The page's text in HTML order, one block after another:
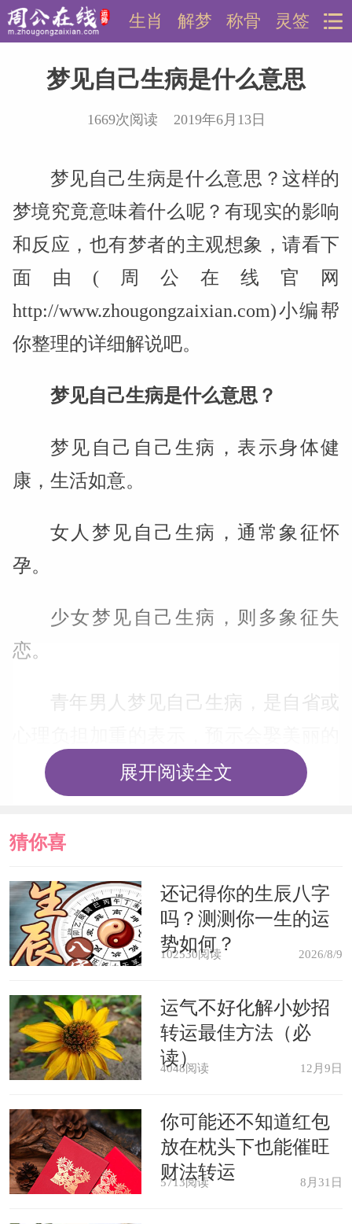
灵签
称骨
解梦
生肖
梦见自己生病是什么意思
1669次阅读 2019年6月13日
梦见自己生病是什么意思？这样的
梦境究竟意味着什么呢？有现实的影响
和反应，也有梦者的主观想象，请看下
面由(周公在线官网
http://www.zhougongzaixian.com)小编帮
你整理的详细解说吧。
梦见自己生病是什么意思？
梦见自己自己生病，表示身体健
康，生活如意。
女人梦见自己生病，通常象征怀
孕。
少女梦见自己生病，则多象征失
恋。
青年男人梦见自己生病，是自省或
妻子。
紧时间学习，否则成绩会下降的表示。
病人梦见自己生病，暗示病情将好
转，心理负担减少。
囚犯梦见自己生病，则多象征减刑
或出狱。
心理学解梦
梦境解说：生病主健康。疾病意味
着承担痛苦。承担痛苦的能力越强，身
体就越健康，所以生病表示健康。
展开阅读全文
猜你喜
欢
还记得你的生辰八字
吗？测测你一生的运
势如何？
102530阅读 2026/8/9
运气不好化解小妙招
转运最佳方法（必
读）
4048阅读 12月9日
你可能还不知道红包
放在枕头下也能催旺
财法转运
5713阅读 8月31日